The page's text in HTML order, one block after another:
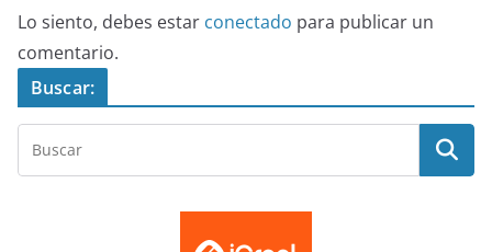
Lo siento, debes estar conectado para publicar un
comentario.
Buscar: